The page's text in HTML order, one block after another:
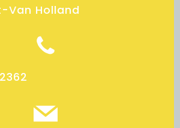
Van Holland